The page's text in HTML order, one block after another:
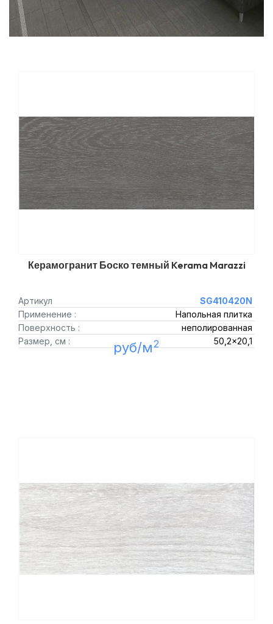
Керамогранит Боско темный Kerama Marazzi
Артикул
SG410420N
Применение :
Напольная плитка
Поверхность :
неполированная
Размер, см :
50,2x20,1
руб/м2